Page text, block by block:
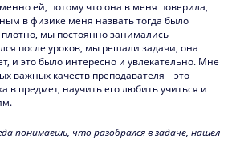
ей, потому что она в меня поверила,
в физике меня назвать тогда было
мы постоянно занимались
после уроков, мы решали задачи, она
и это было интересно и увлекательно. Мне
важных качеств преподавателя – это
в предмет, научить его любить учиться и
понимаешь, что разобрался в задаче, нашел